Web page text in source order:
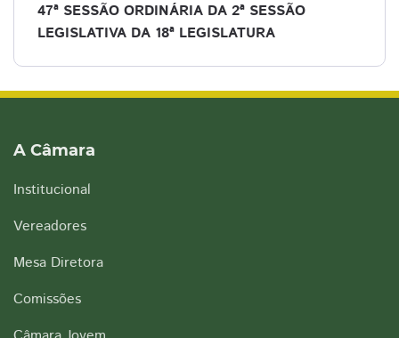
47ª SESSÃO ORDINÁRIA DA 2ª SESSÃO
LEGISLATIVA DA 18ª LEGISLATURA
A Câmara
Institucional
Vereadores
Mesa Diretora
Comissões